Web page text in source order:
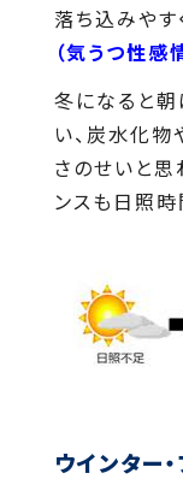
落ち込みやす
（気うつ性感
冬になると朝
い、炭水化
さのせいと思
ンスも日照時
ウインター